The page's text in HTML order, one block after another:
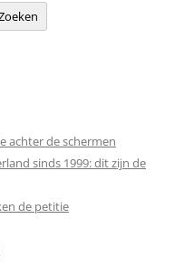
achter de schermen
sinds 1999: dit zijn de
de petitie